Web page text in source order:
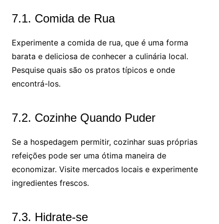
7.1. Comida de Rua
Experimente a comida de rua, que é uma forma
barata e deliciosa de conhecer a culinária local.
Pesquise quais são os pratos típicos e onde
encontrá-los.
7.2. Cozinhe Quando Puder
Se a hospedagem permitir, cozinhar suas próprias
refeições pode ser uma ótima maneira de
economizar. Visite mercados locais e experimente
ingredientes frescos.
7.3. Hidrate-se